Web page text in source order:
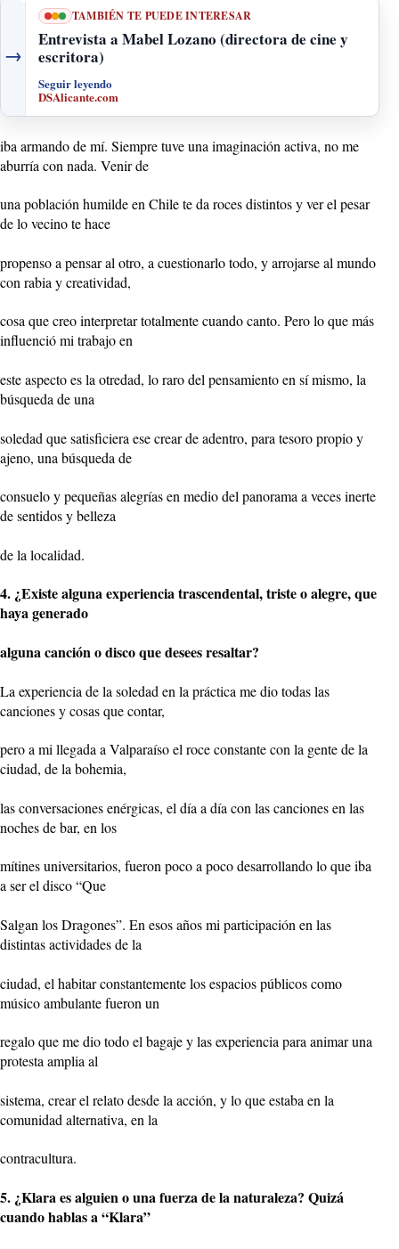
→
TAMBIÉN TE PUEDE INTERESAR
Entrevista a Mabel Lozano (directora de cine y
escritora)
Seguir leyendo
DSAlicante.com
iba armando de mí. Siempre tuve una imaginación activa, no me
aburría con nada. Venir de
una población humilde en Chile te da roces distintos y ver el pesar
de lo vecino te hace
propenso a pensar al otro, a cuestionarlo todo, y arrojarse al mundo
con rabia y creatividad,
cosa que creo interpretar totalmente cuando canto. Pero lo que más
influenció mi trabajo en
este aspecto es la otredad, lo raro del pensamiento en sí mismo, la
búsqueda de una
soledad que satisficiera ese crear de adentro, para tesoro propio y
ajeno, una búsqueda de
consuelo y pequeñas alegrías en medio del panorama a veces inerte
de sentidos y belleza
de la localidad.
4. ¿Existe alguna experiencia trascendental, triste o alegre, que
haya generado
alguna canción o disco que desees resaltar?
La experiencia de la soledad en la práctica me dio todas las
canciones y cosas que contar,
pero a mi llegada a Valparaíso el roce constante con la gente de la
ciudad, de la bohemia,
las conversaciones enérgicas, el día a día con las canciones en las
noches de bar, en los
mítines universitarios, fueron poco a poco desarrollando lo que iba
a ser el disco “Que
Salgan los Dragones”. En esos años mi participación en las
distintas actividades de la
ciudad, el habitar constantemente los espacios públicos como
músico ambulante fueron un
regalo que me dio todo el bagaje y las experiencia para animar una
protesta amplia al
sistema, crear el relato desde la acción, y lo que estaba en la
comunidad alternativa, en la
contracultura.
5. ¿Klara es alguien o una fuerza de la naturaleza? Quizá
cuando hablas a “Klara”